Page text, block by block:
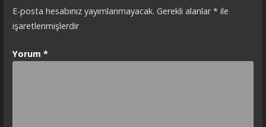
E-posta hesabınız yayımlanmayacak. Gerekli alanlar*ile
işaretlenmişlerdir
Yorum *